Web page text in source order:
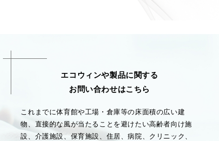
エコウィンや製品に関する
お問い合わせはこちら
これまでに体育館や工場・倉庫等の床面積の広い建
物、直接的な風が当たることを避けたい高齢者向け施
設、介護施設、保育施設、住居、病院、クリニック、